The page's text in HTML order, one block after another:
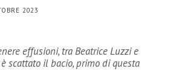
2023
effusioni, tra Beatrice Luzzi e
scattato il bacio, primo di questa